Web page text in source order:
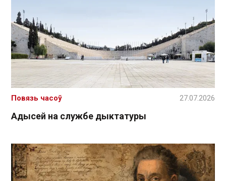
Адысей на службе дыктатуры
Повязь часоў 27.07.2026